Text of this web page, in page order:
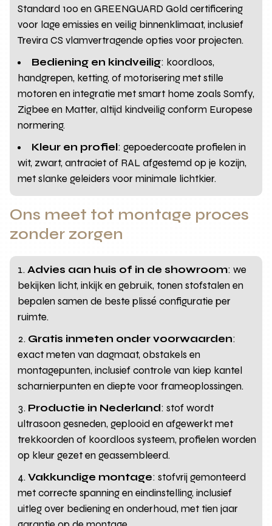
Standard 100 en GREENGUARD Gold certificering
voor lage emissies en veilig binnenklimaat, inclusief
Trevira CS vlamvertragende opties voor projecten.
Bediening en kindveilig: koordloos,
handgrepen, ketting, of motorisering met stille
motoren en integratie met smart home zoals Somfy,
Zigbee en Matter, altijd kindveilig conform Europese
normering.
Kleur en profiel: gepoedercoate profielen in
wit, zwart, antraciet of RAL afgestemd op je kozijn,
met slanke geleiders voor minimale lichtkier.
Ons meet tot montage proces
zonder zorgen
Advies aan huis of in de showroom: we
bekijken licht, inkijk en gebruik, tonen stofstalen en
bepalen samen de beste plissé configuratie per
ruimte.
Gratis inmeten onder voorwaarden:
exact meten van dagmaat, obstakels en
montagepunten, inclusief controle van kiep kantel
scharnierpunten en diepte voor frameoplossingen.
Productie in Nederland: stof wordt
ultrasoon gesneden, geplooid en afgewerkt met
trekkoorden of koordloos systeem, profielen worden
op kleur gezet en geassembleerd.
Vakkundige montage: stofvrij gemonteerd
met correcte spanning en eindinstelling, inclusief
uitleg over bediening en onderhoud, met tien jaar